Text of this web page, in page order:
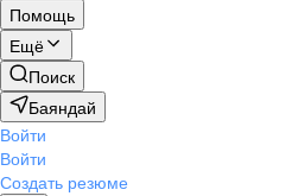
Помощь
Ещё
Поиск
Баяндай
Войти
Войти
Создать резюме